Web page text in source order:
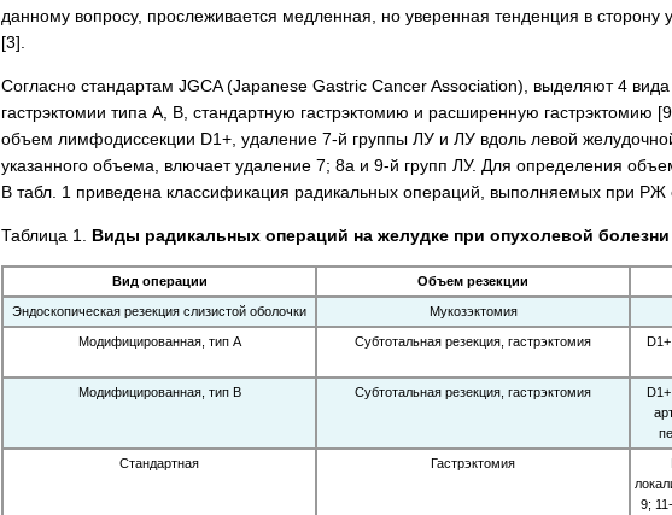
данному вопросу, прослеживается медленная, но уверенная тенденция в
[3].
Согласно стандартам JGCA (Japanese Gastric Cancer Association), выделяют 4
гастрэктомии типа А, В, стандартную гастрэктомию и расширенную гастрэктомию
объем лимфодиссекции D1+, удаление 7-й группы ЛУ и ЛУ вдоль левой
указанного объема, влючает удаление 7; 8а и 9-й групп ЛУ. Для определения
В табл. 1 приведена классификация радикальных операций, выполняемых при РЖ
Таблица 1. Виды радикальных операций на желудке при опухолевой болезни
Вид операции Объем резекции
Эндоскопическая резекция слизистой оболочки Мукозэктомия
Модифицированная, тип А Субтотальная резекция, гастрэктомия
Модифицированная, тип В Субтотальная резекция, гастрэктомия
Стандартная Гастрэктомия
9;